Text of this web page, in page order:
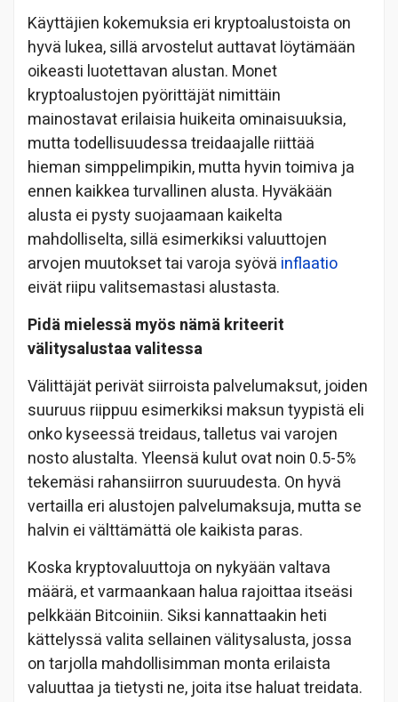
Käyttäjien kokemuksia eri kryptoalustoista on
hyvä lukea, sillä arvostelut auttavat löytämään
oikeasti luotettavan alustan. Monet
kryptoalustojen pyörittäjät nimittäin
mainostavat erilaisia huikeita ominaisuuksia,
mutta todellisuudessa treidaajalle riittää
hieman simppelimpikin, mutta hyvin toimiva ja
ennen kaikkea turvallinen alusta. Hyväkään
alusta ei pysty suojaamaan kaikelta
mahdolliselta, sillä esimerkiksi valuuttojen
arvojen muutokset tai varoja syövä inflaatio
eivät riipu valitsemastasi alustasta.
Pidä mielessä myös nämä kriteerit
välitysalustaa valitessa
Välittäjät perivät siirroista palvelumaksut, joiden
suuruus riippuu esimerkiksi maksun tyypistä eli
onko kyseessä treidaus, talletus vai varojen
nosto alustalta. Yleensä kulut ovat noin 0.5-5%
tekemäsi rahansiirron suuruudesta. On hyvä
vertailla eri alustojen palvelumaksuja, mutta se
halvin ei välttämättä ole kaikista paras.
Koska kryptovaluuttoja on nykyään valtava
määrä, et varmaankaan halua rajoittaa itseäsi
pelkkään Bitcoiniin. Siksi kannattaakin heti
kättelyssä valita sellainen välitysalusta, jossa
on tarjolla mahdollisimman monta erilaista
valuuttaa ja tietysti ne, joita itse haluat treidata.